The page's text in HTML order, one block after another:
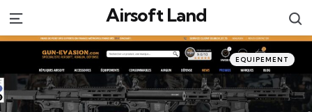
Menu Airsoft Land
Categories
Posted
in
EQUIPEMENT